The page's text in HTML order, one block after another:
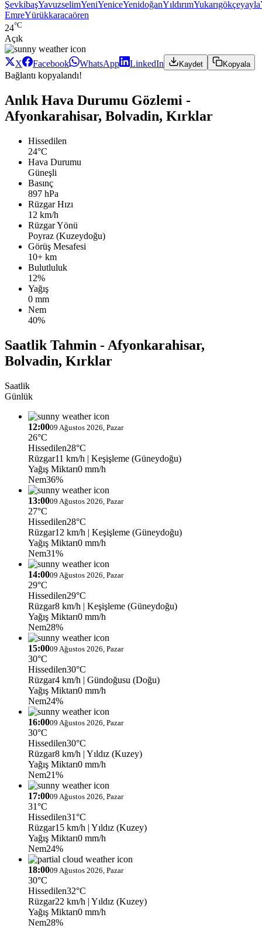
ŞevkibaşYavuzselimYeniYeniceYenidoğanYıldırımYukarıgökçeyayla
EmreYürükkaracaören
24°C
Açık
X Facebook WhatsApp LinkedIn Kaydet Kopyala
Bağlantı kopyalandı!
Anlık Hava Durumu Gözlemi -
Afyonkarahisar, Bolvadin, Kırklar
Hissedilen
24°C
Hava Durumu
Güneşli
Basınç
897 hPa
Rüzgar Hızı
12 km/h
Rüzgar Yönü
Poyraz (Kuzeydoğu)
Görüş Mesafesi
10+ km
Bulutluluk
12%
Yağış
0 mm
Nem
40%
Saatlik Tahmin - Afyonkarahisar,
Bolvadin, Kırklar
Saatlik
Günlük
12:0009 Ağustos 2026, Pazar
26°C
Hissedilen28°C
Rüzgar11 km/h | Keşişleme (Güneydoğu)
Yağış Miktarı0 mm/h
Nem36%
13:0009 Ağustos 2026, Pazar
27°C
Hissedilen28°C
Rüzgar12 km/h | Keşişleme (Güneydoğu)
Yağış Miktarı0 mm/h
Nem31%
14:0009 Ağustos 2026, Pazar
29°C
Hissedilen29°C
Rüzgar8 km/h | Keşişleme (Güneydoğu)
Yağış Miktarı0 mm/h
Nem28%
15:0009 Ağustos 2026, Pazar
30°C
Hissedilen30°C
Rüzgar4 km/h | Gündoğusu (Doğu)
Yağış Miktarı0 mm/h
Nem24%
16:0009 Ağustos 2026, Pazar
30°C
Hissedilen30°C
Rüzgar8 km/h | Yıldız (Kuzey)
Yağış Miktarı0 mm/h
Nem21%
17:0009 Ağustos 2026, Pazar
31°C
Hissedilen31°C
Rüzgar15 km/h | Yıldız (Kuzey)
Yağış Miktarı0 mm/h
Nem24%
18:0009 Ağustos 2026, Pazar
30°C
Hissedilen32°C
Rüzgar22 km/h | Yıldız (Kuzey)
Yağış Miktarı0 mm/h
Nem28%